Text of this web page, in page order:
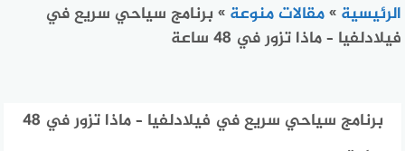
الرئيسية »مقالات منوعة » برنامج سياحي سريع في
فيلادلفيا – ماذا تزور في 48 ساعة
برنامج سياحي سريع في فيلادلفيا – ماذا تزور في 48